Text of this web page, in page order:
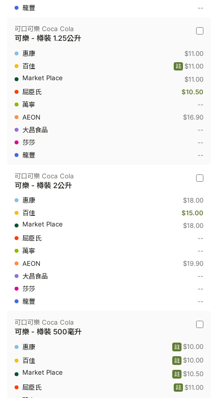
--
可
可
樂
Coca
-
可
樂
裝
升
可口可樂 Coca Cola
可樂 - 樽裝 1.25公升
$11.00
$11.00
註
$11.00
$10.50
--
$16.90
--
--
--
可
可
樂
Coca
-
裝
升
可口可樂 Coca Cola
可樂 - 樽裝 2公升
$18.00
$15.00
$18.00
--
--
$19.90
--
--
--
可
可
樂
Coca
-
樂
可口可樂 Coca Cola
可樂 - 樽裝 500毫升
$10.00
註
$10.00
註
$10.50
註
$11.00
註